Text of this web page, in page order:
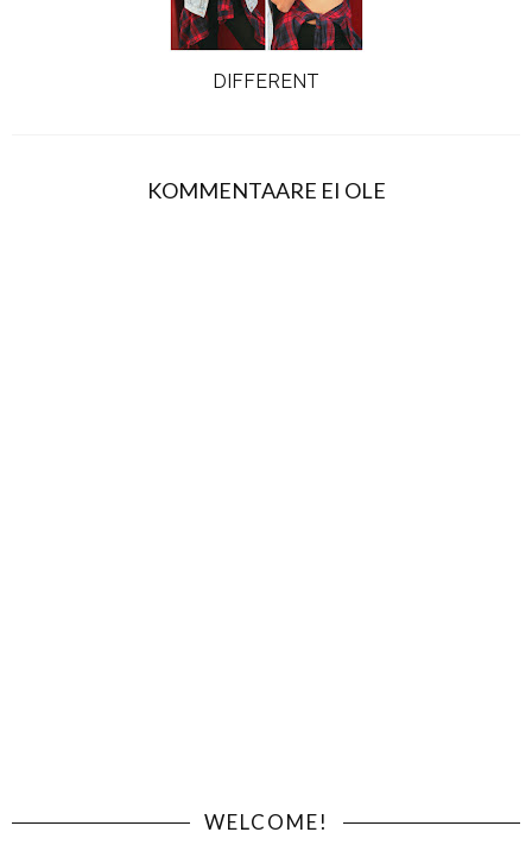
DIFFERENT
KOMMENTAARE EI OLE
WELCOME!